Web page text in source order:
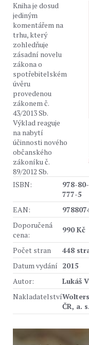
Kniha je dosud
jediným
komentářem na
trhu, který
zohledňuje
zásadní novelu
zákona o
spotřebitelském
úvěru
provedenou
zákonem č.
43/2013 Sb.
Výklad reaguje
na nabytí
účinnosti nového
občanského
zákoníku č.
89/2012 Sb.
ISBN:
978-
777-5
EAN:
Doporučená
cena:
990 Kč
Počet stran
448
Datum vydání 2015
Autor:
Lukáš
Nakladatelství
ČR, a. s.